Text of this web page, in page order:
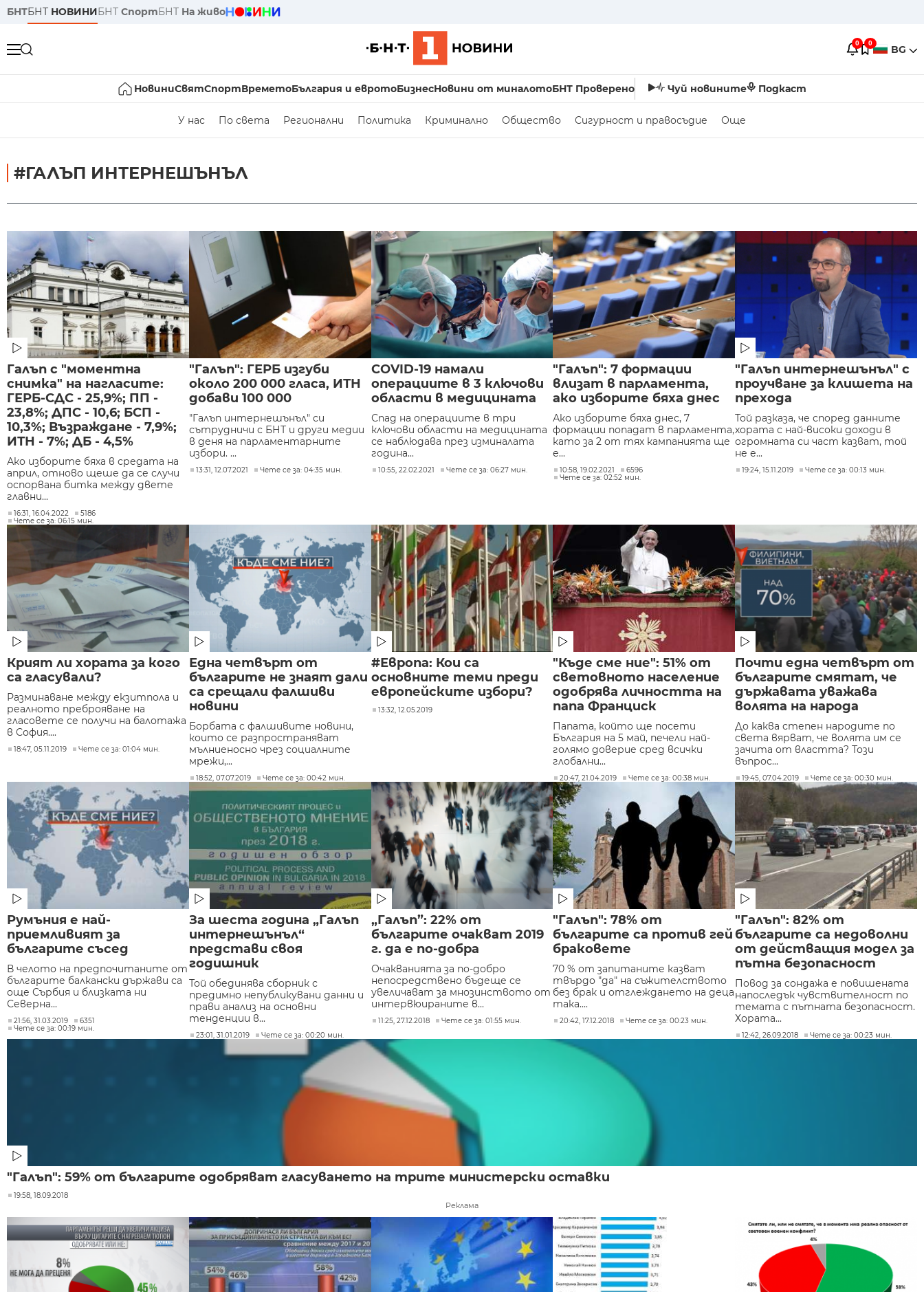
БНТБНТ НОВИНИБНТ СпортБНТ На живо
0 0 BG
НовиниСвятСпортВреметоБългария и евротоБизнесНовини от миналотоБНТ Проверено Чуй новините Подкаст
У нас По света Регионални Политика Криминално Общество Сигурност и правосъдие Още
#ГАЛЪП ИНТЕРНЕШЪНЪЛ
Галъп с "моментна
снимка" на нагласите:
ГЕРБ-СДС - 25,9%; ПП -
23,8%; ДПС - 10,6; БСП -
10,3%; Възраждане - 7,9%;
ИТН - 7%; ДБ - 4,5%
Ако изборите бяха в средата на
април, отново щеше да се случи
оспорвана битка между двете
главни...
16:31, 16.04.2022
5186
Чете се за: 06:15 мин.
"Галъп": ГЕРБ изгуби
около 200 000 гласа, ИТН
добави 100 000
"Галъп интернешънъл" си
сътрудничи с БНТ и други медии
в деня на парламентарните
избори. ...
13:31, 12.07.2021 Чете се за: 04:35 мин.
COVID-19 намали
операциите в 3 ключови
области в медицината
Спад на операциите в три
ключови области на медицината
се наблюдава през изминалата
година...
10:55, 22.02.2021 Чете се за: 06:27 мин.
"Галъп": 7 формации
влизат в парламента,
ако изборите бяха днес
Ако изборите бяха днес, 7
формации попадат в парламента,
като за 2 от тях кампанията ще
е...
10:58, 19.02.2021
6596
Чете се за: 02:52 мин.
"Галъп интернешънъл" с
проучване за клишета на
прехода
Той разказа, че според данните
хората с най-високи доходи в
огромната си част казват, той
не е...
19:24, 15.11.2019 Чете се за: 00:13 мин.
Крият ли хората за кого
са гласували?
Разминаване между екзитпола и
реалното преброяване на
гласовете се получи на балотажа
в София....
18:47, 05.11.2019 Чете се за: 01:04 мин.
Една четвърт от
българите не знаят дали
са срещали фалшиви
новини
Борбата с фалшивите новини,
които се разпространяват
мълниеносно чрез социалните
мрежи,...
18:52, 07.07.2019 Чете се за: 00:42 мин.
#Европа: Кои са
основните теми преди
европейските избори?
13:32, 12.05.2019
"Къде сме ние": 51% от
световното население
одобрява личността на
папа Франциск
Папата, който ще посети
България на 5 май, печели най-
голямо доверие сред всички
глобални...
20:47, 21.04.2019 Чете се за: 00:38 мин.
Почти една четвърт от
българите смятат, че
държавата уважава
волята на народа
До каква степен народите по
света вярват, че волята им се
зачита от властта? Този
въпрос...
19:45, 07.04.2019 Чете се за: 00:30 мин.
Румъния е най-
приемливият за
българите съсед
В челото на предпочитаните от
българите балкански държави са
още Сърбия и близката ни
Северна...
21:56, 31.03.2019
6351
Чете се за: 00:19 мин.
За шеста година „Галъп
интернешънъл“
представи своя
годишник
Той обединява сборник с
предимно непубликувани данни и
прави анализ на основни
тенденции в...
23:01, 31.01.2019 Чете се за: 00:20 мин.
„Галъп”: 22% от
българите очакват 2019
г. да е по-добра
Очакванията за по-добро
непосредствено бъдеще се
увеличават за мнозинството от
интервюираните в...
11:25, 27.12.2018 Чете се за: 01:55 мин.
"Галъп": 78% от
българите са против гей
браковете
70 % от запитаните казват
твърдо "да" на съжителството
без брак и отглеждането на деца
така....
20:42, 17.12.2018 Чете се за: 00:23 мин.
"Галъп": 82% от
българите са недоволни
от действащия модел за
пътна безопасност
Повод за сондажа е повишената
напоследък чувствителност по
темата с пътната безопасност.
Хората...
12:42, 26.09.2018 Чете се за: 00:23 мин.
"Галъп": 59% от българите одобряват гласуването на трите министерски оставки
19:58, 18.09.2018
Реклама